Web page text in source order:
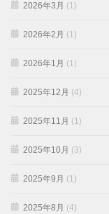
2026年3月 (1)
2026年2月 (1)
2026年1月 (1)
2025年12月 (4)
2025年11月 (1)
2025年10月 (3)
2025年9月 (1)
2025年8月 (4)